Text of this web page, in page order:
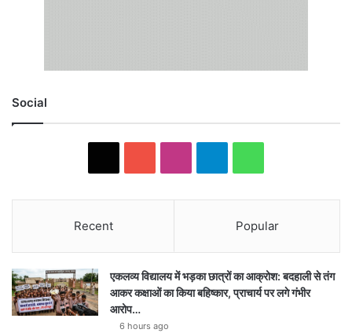
Social
Recent Popular
एकलव्य विद्यालय में भड़का छात्रों का आक्रोश: बदहाली से तंग
आकर कक्षाओं का किया बहिष्कार, प्राचार्य पर लगे गंभीर
आरोप…
6 hours ago